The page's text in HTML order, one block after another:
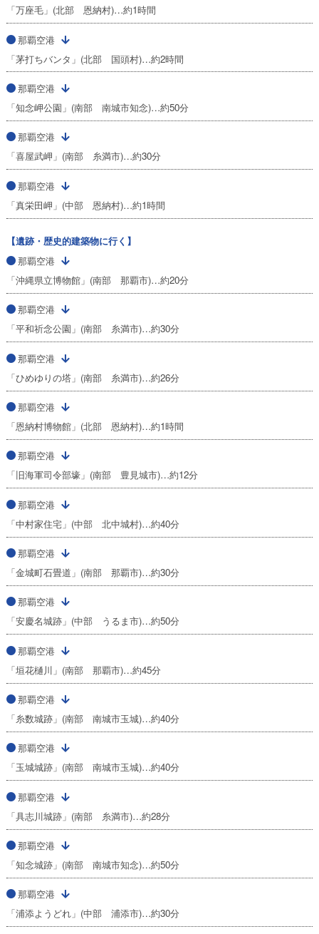
「万座毛」(北部 恩納村)…約1時間
那覇空港
「茅打ちバンタ」(北部 国頭村)…約2時間
那覇空港
「知念岬公園」(南部 南城市知念)…約50分
那覇空港
「喜屋武岬」(南部 糸満市)…約30分
那覇空港
「真栄田岬」(中部 恩納村)…約1時間
【遺跡・歴史的建築物に行く】
那覇空港
「沖縄県立博物館」(南部 那覇市)…約20分
那覇空港
「平和祈念公園」(南部 糸満市)…約30分
那覇空港
「ひめゆりの塔」(南部 糸満市)…約26分
那覇空港
「恩納村博物館」(北部 恩納村)…約1時間
那覇空港
「旧海軍司令部壕」(南部 豊見城市)…約12分
那覇空港
「中村家住宅」(中部 北中城村)…約40分
那覇空港
「金城町石畳道」(南部 那覇市)…約30分
那覇空港
「安慶名城跡」(中部 うるま市)…約50分
那覇空港
「垣花樋川」(南部 那覇市)…約45分
那覇空港
「糸数城跡」(南部 南城市玉城)…約40分
那覇空港
「玉城城跡」(南部 南城市玉城)…約40分
那覇空港
「具志川城跡」(南部 糸満市)…約28分
那覇空港
「知念城跡」(南部 南城市知念)…約50分
那覇空港
「浦添ようどれ」(中部 浦添市)…約30分